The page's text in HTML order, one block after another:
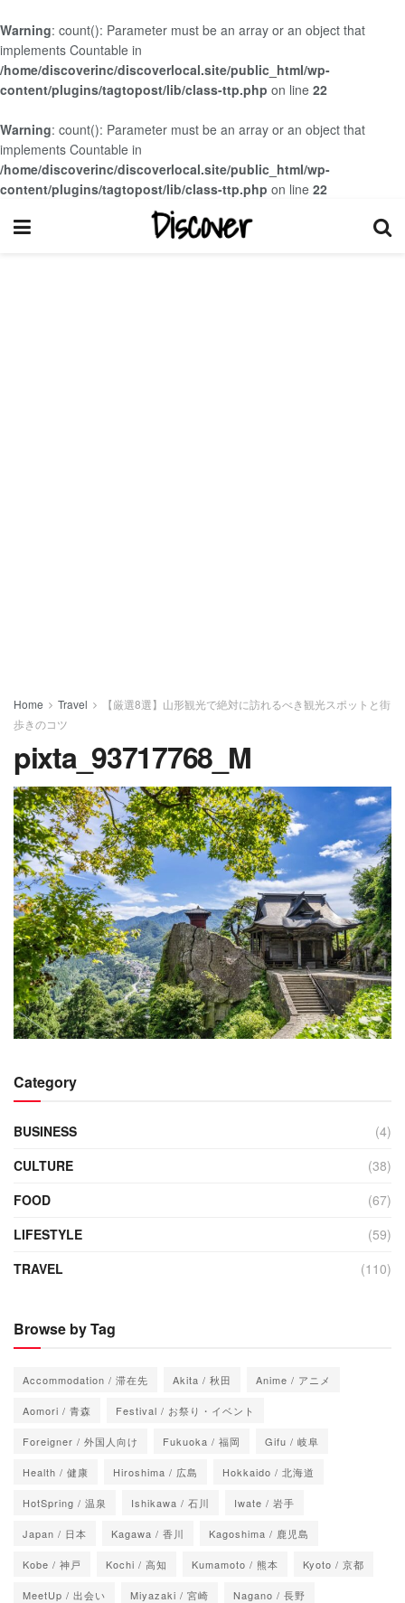
Warning: count(): Parameter must be an array or an object that
implements Countable in
/home/discoverinc/discoverlocal.site/public_html/wp-
content/plugins/tagtopost/lib/class-ttp.php on line 22
Warning: count(): Parameter must be an array or an object that
implements Countable in
/home/discoverinc/discoverlocal.site/public_html/wp-
content/plugins/tagtopost/lib/class-ttp.php on line 22
Home Travel
【厳選8選】山形観光で絶対に訪れるべき観光スポットと街
歩きのコツ
pixta_93717768_M
Category
BUSINESS
(4)
CULTURE
(38)
FOOD
(67)
LIFESTYLE
(59)
TRAVEL
(110)
Browse by Tag
Accommodation / 滞在先 Akita / 秋田 Anime / アニメ
Aomori / 青森 Festival / お祭り・イベント
Foreigner / 外国人向け Fukuoka / 福岡 Gifu / 岐阜
Health / 健康 Hiroshima / 広島 Hokkaido / 北海道
HotSpring / 温泉 Ishikawa / 石川 Iwate / 岩手
Japan / 日本 Kagawa / 香川 Kagoshima / 鹿児島
Kobe / 神戸 Kochi / 高知 Kumamoto / 熊本 Kyoto / 京都
MeetUp / 出会い Miyazaki / 宮崎 Nagano / 長野